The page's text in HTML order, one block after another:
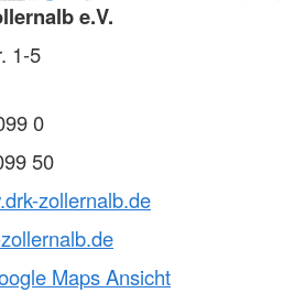
e.V.
1-5
0
50
zollernalb.de
Maps Ansicht